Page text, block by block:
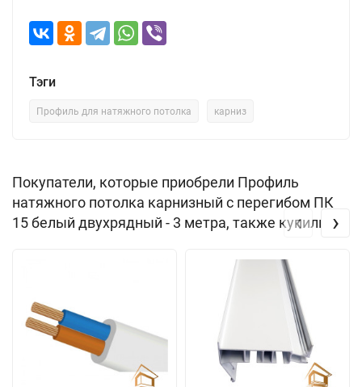
Тэги
Профиль для натяжного потолка карниз
Покупатели, которые приобрели Профиль
натяжного потолка карнизный с перегибом ПК
15 белый двухрядный - 3 метра, также купили
‹ ›